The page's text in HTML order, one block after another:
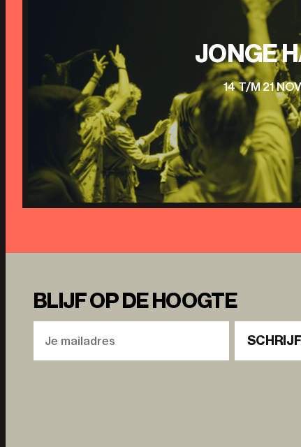
JONGE
14 T/M 21
BLIJF OP DE HOOGTE
SCHRIJF